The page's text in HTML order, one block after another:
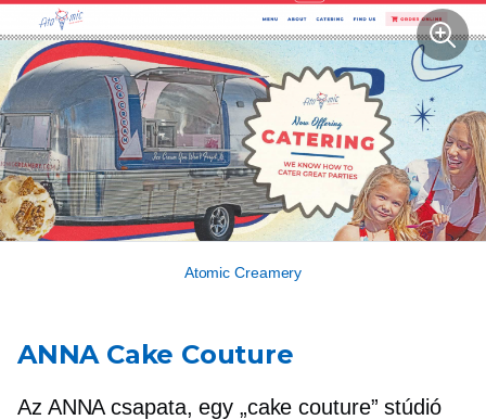
Atomic Creamery
ANNA Cake Couture
Az ANNA csapata, egy „cake couture” stúdió